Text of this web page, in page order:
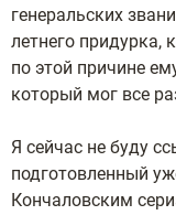
генеральских
летнего придурка,
по этой причине
который мог все
Я сейчас не буду
подготовленный
Кончаловским